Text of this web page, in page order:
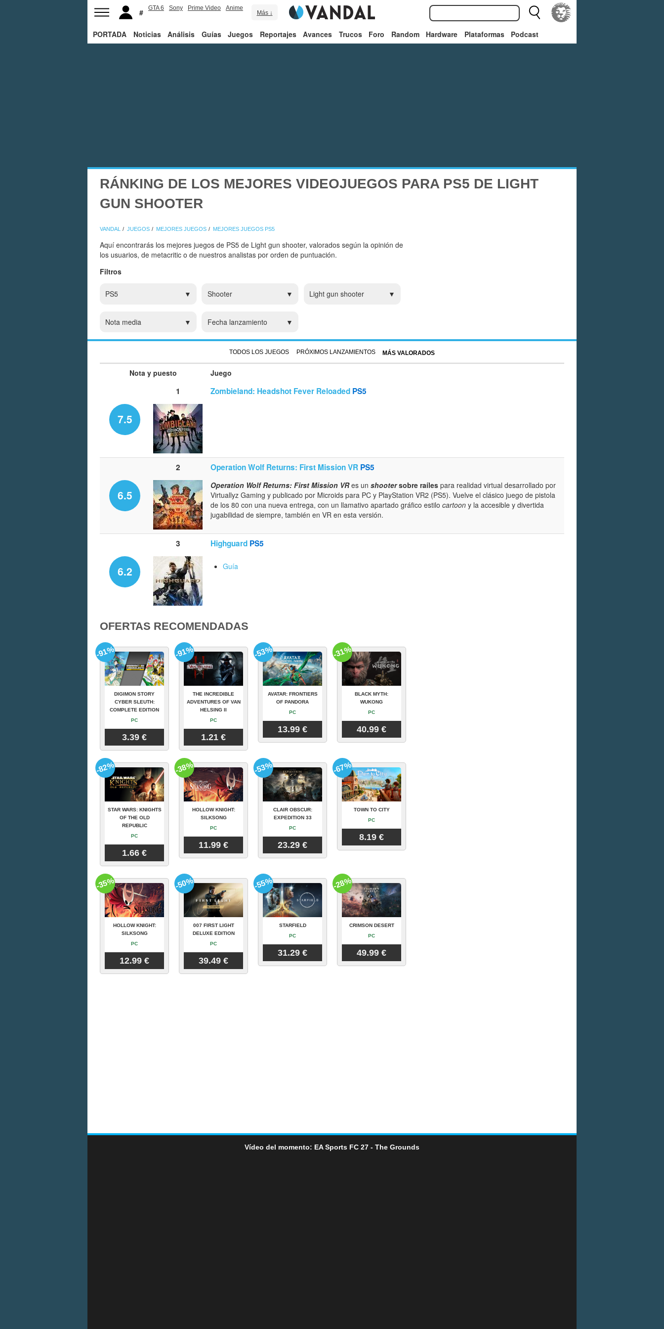
GTA 6 Sony Prime Video Anime
Más ↓
PORTADA Noticias Análisis Guías Juegos Reportajes Avances Trucos Foro Random Hardware Plataformas Podcast
RÁNKING DE LOS MEJORES VIDEOJUEGOS PARA PS5 DE LIGHT
GUN SHOOTER
VANDAL JUEGOS MEJORES JUEGOS MEJORES JUEGOS PS5
Aquí encontrarás los mejores juegos de PS5 de Light gun shooter, valorados según la opinión de
los usuarios, de metacritic o de nuestros analistas por orden de puntuación.
Filtros
PS5 Shooter Light gun shooter
Nota media Fecha lanzamiento
TODOS LOS JUEGOS PRÓXIMOS LANZAMIENTOS MÁS VALORADOS
Nota y puesto Juego
1 Zombieland: Headshot Fever Reloaded PS5
7.5
2 Operation Wolf Returns: First Mission VR PS5
6.5
Operation Wolf Returns: First Mission VRes un shootersobre raíles para realidad virtual desarrollado por
Virtuallyz Gaming y publicado por Microids para PC y PlayStation VR2 (PS5). Vuelve el clásico juego de pistola
de los 80 con una nueva entrega, con un llamativo apartado gráfico estilo cartoon y la accesible y divertida
jugabilidad de siempre, también en VR en esta versión.
3 Highguard PS5
6.2 Guía
OFERTAS RECOMENDADAS
DIGIMON STORY
CYBER SLEUTH:
COMPLETE EDITION
PC
3.39 €
-91%
THE INCREDIBLE
ADVENTURES OF VAN
HELSING II
PC
1.21 €
-91%
AVATAR: FRONTIERS
OF PANDORA
PC
13.99 €
-53%
BLACK MYTH:
WUKONG
PC
40.99 €
-31%
STAR WARS: KNIGHTS
OF THE OLD
REPUBLIC
PC
1.66 €
-82%
HOLLOW KNIGHT:
SILKSONG
PC
11.99 €
-38%
CLAIR OBSCUR:
EXPEDITION 33
PC
23.29 €
-53%
TOWN TO CITY
PC
8.19 €
-67%
HOLLOW KNIGHT:
SILKSONG
PC
12.99 €
-35%
007 FIRST LIGHT
DELUXE EDITION
PC
39.49 €
-50%
STARFIELD
PC
31.29 €
-55%
CRIMSON DESERT
PC
49.99 €
-28%
Vídeo del momento: EA Sports FC 27 - The Grounds